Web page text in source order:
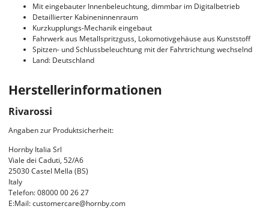
Mit eingebauter Innenbeleuchtung, dimmbar im Digitalbetrieb
Detaillierter Kabineninnenraum
Kurzkupplungs-Mechanik eingebaut
Fahrwerk aus Metallspritzguss, Lokomotivgehäuse aus Kunststoff
Spitzen- und Schlussbeleuchtung mit der Fahrtrichtung wechselnd
Land: Deutschland
Herstellerinformationen
Rivarossi
Angaben zur Produktsicherheit:
Hornby Italia Srl
Viale dei Caduti, 52/A6
25030 Castel Mella (BS)
Italy
Telefon: 08000 00 26 27
E:Mail: customercare@hornby.com